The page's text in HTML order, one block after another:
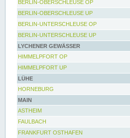
BERLIN-OBERSCHLEUSE OP
BERLIN-OBERSCHLEUSE UP
BERLIN-UNTERSCHLEUSE OP
BERLIN-UNTERSCHLEUSE UP
LYCHENER GEWÄSSER
HIMMELPFORT OP
HIMMELPFORT UP
LÜHE
HORNEBURG
MAIN
ASTHEIM
FAULBACH
FRANKFURT OSTHAFEN